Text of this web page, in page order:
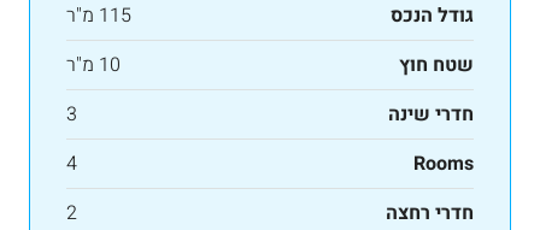
גודל הנכס
115 מ"ר
שטח חוץ
10 מ"ר
חדרי שינה
3
Rooms
4
חדרי רחצה
2